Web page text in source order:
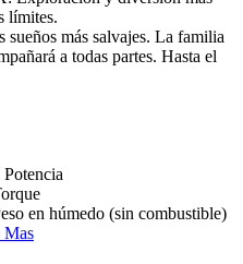
límites.
sueños más salvajes. La familia
a todas partes. Hasta el
Potencia
en húmedo (sin combustible)
Mas